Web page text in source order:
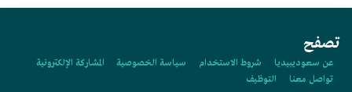
تصفح
عن سعوديبيديا شروط الاستخدام سياسة الخصوصية
المشاركة الإلكترونية
تواصل معنا
التوظيف